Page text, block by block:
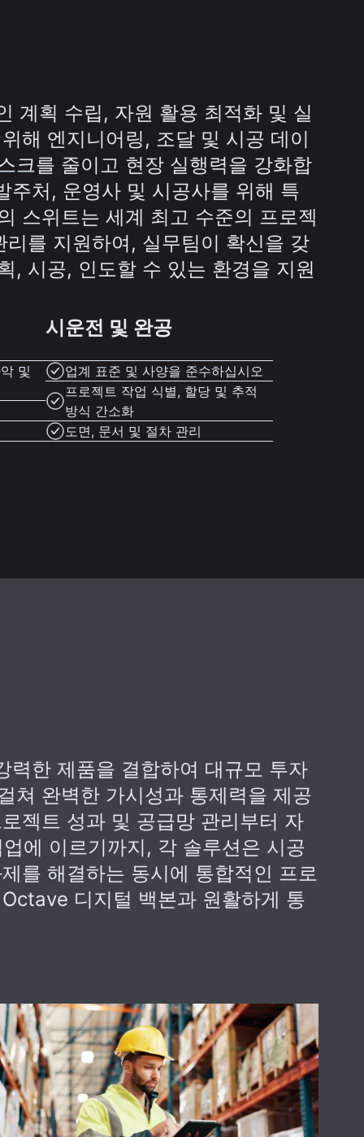
계획 수립, 자원 활용 최적화 및 실
해 엔지니어링, 조달 및 시공 데이
크를 줄이고 현장 실행력을 강화합
주처, 운영사 및 시공사를 위해 특
스위트는 세계 최고 수준의 프로젝
를 지원하여, 실무팀이 확신을 갖
, 시공, 인도할 수 있는 환경을 지원
및
시운전 및 완공
업계 표준 및 사양을 준수하십시오
프로젝트 작업 식별, 할당 및 추적
방식 간소화
도면, 문서 및 절차 관리
력한 제품을 결합하여 대규모 투자
쳐 완벽한 가시성과 통제력을 제공
젝트 성과 및 공급망 관리부터 자
에 이르기까지, 각 솔루션은 시공
를 해결하는 동시에 통합적인 프로
디지털 백본과 원활하게 통